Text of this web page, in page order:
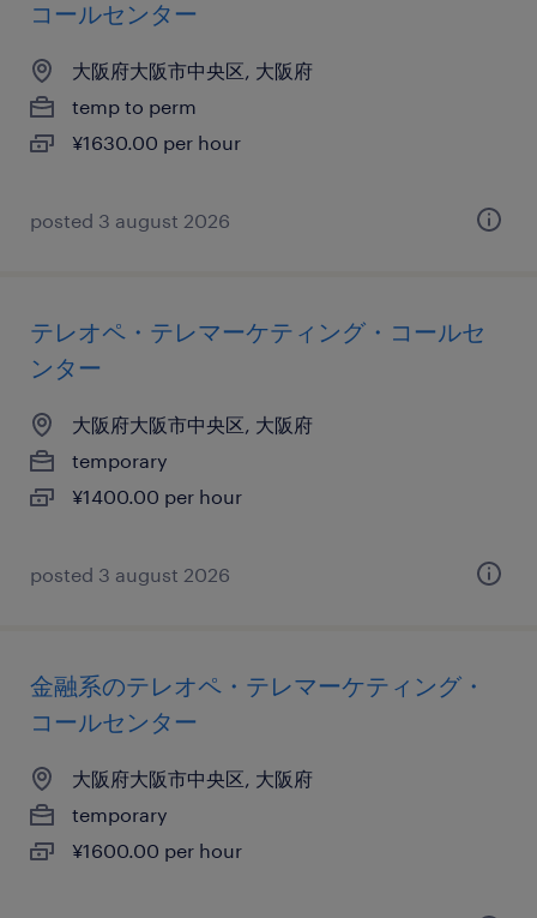
コールセンター
大阪府大阪市中央区, 大阪府
temp to perm
¥1630.00 per hour
posted 3 august 2026
テレオペ・テレマーケティング・コールセ
ンター
大阪府大阪市中央区, 大阪府
temporary
¥1400.00 per hour
posted 3 august 2026
金融系のテレオペ・テレマーケティング・
コールセンター
大阪府大阪市中央区, 大阪府
temporary
¥1600.00 per hour